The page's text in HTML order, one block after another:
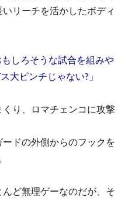
リーチを活かしたボディ
もしろそうな試合を組みや
大ピンチじゃない?」
り、ロマチェンコに攻撃
ドの外側からのフックを
ど無理ゲーなのだが、そ